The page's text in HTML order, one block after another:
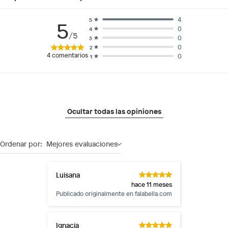
5/5
4 comentarios 1 0
2 0
3 0
4 0
5 4
Ocultar todas las opiniones
Ordenar por: Mejores evaluaciones
Luisana
hace 11 meses
Publicado originalmente enfalabella.com
Ignacia